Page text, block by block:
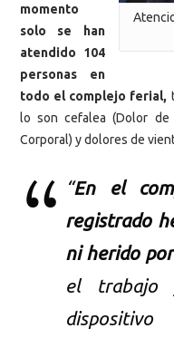
momento
solo se han
atendido 104
personas en
todo el complejo ferial,
lo son cefalea (Dolor de
Corporal) y dolores de
“En el
registrado
ni herido
el trabajo